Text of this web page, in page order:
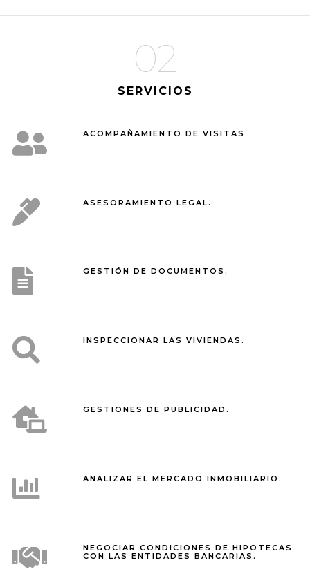
02
SERVICIOS
ACOMPAÑAMIENTO DE VISITAS
ASESORAMIENTO LEGAL.
GESTIÓN DE DOCUMENTOS.
INSPECCIONAR LAS VIVIENDAS.
GESTIONES DE PUBLICIDAD.
ANALIZAR EL MERCADO INMOBILIARIO.
NEGOCIAR CONDICIONES DE HIPOTECAS
CON LAS ENTIDADES BANCARIAS.